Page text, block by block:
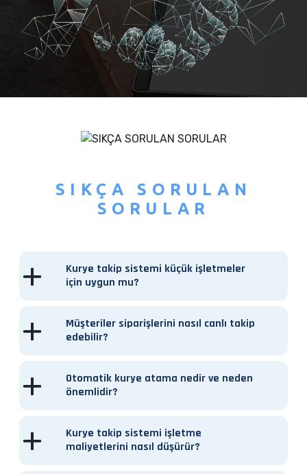
SIKÇA SORULAN
SORULAR
Kurye takip sistemi küçük işletmeler
için uygun mu?
Müşteriler siparişlerini nasıl canlı takip
edebilir?
Otomatik kurye atama nedir ve neden
önemlidir?
Kurye takip sistemi işletme
maliyetlerini nasıl düşürür?